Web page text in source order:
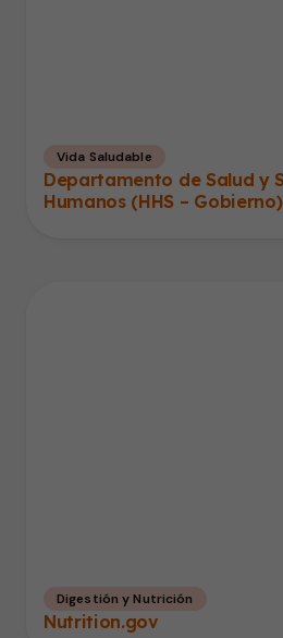
Vida Saludable
Departamento de Salud y
Humanos (HHS – Gobierno)
Digestión y Nutrición
Nutrition.gov